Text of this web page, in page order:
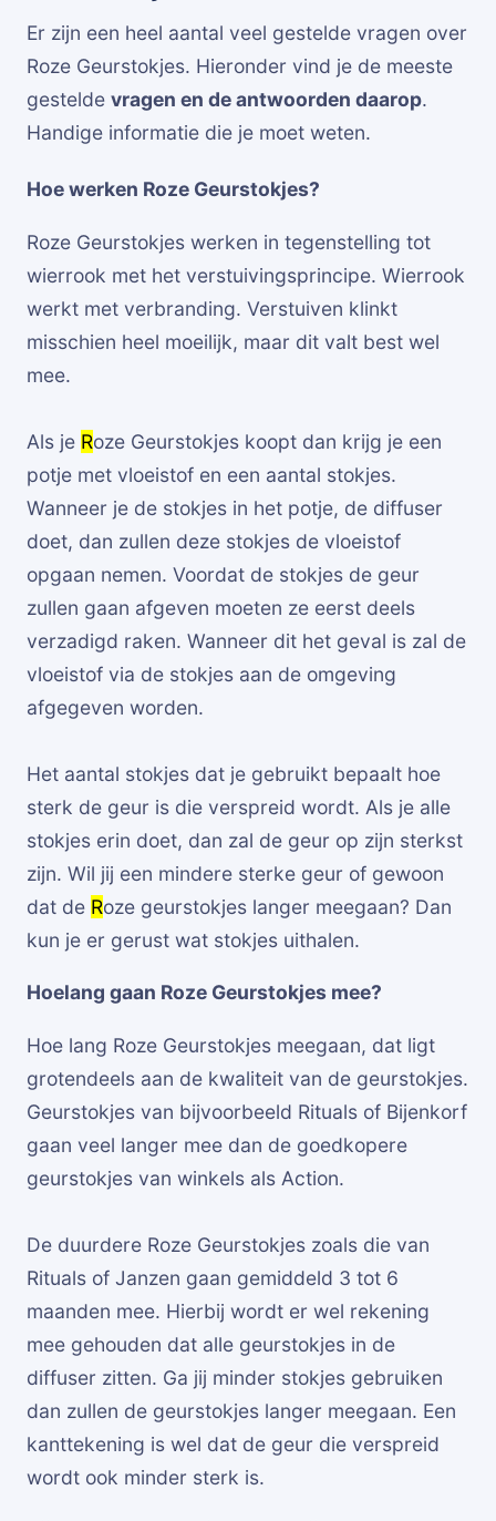
Er zijn een heel aantal veel gestelde vragen over
Roze Geurstokjes. Hieronder vind je de meeste
gestelde vragen en de antwoorden daarop.
Handige informatie die je moet weten.
Hoe werken Roze Geurstokjes?
Roze Geurstokjes werken in tegenstelling tot
wierrook met het verstuivingsprincipe. Wierrook
werkt met verbranding. Verstuiven klinkt
misschien heel moeilijk, maar dit valt best wel
mee.
Als je Roze Geurstokjes koopt dan krijg je een
potje met vloeistof en een aantal stokjes.
Wanneer je de stokjes in het potje, de diffuser
doet, dan zullen deze stokjes de vloeistof
opgaan nemen. Voordat de stokjes de geur
zullen gaan afgeven moeten ze eerst deels
verzadigd raken. Wanneer dit het geval is zal de
vloeistof via de stokjes aan de omgeving
afgegeven worden.
Het aantal stokjes dat je gebruikt bepaalt hoe
sterk de geur is die verspreid wordt. Als je alle
stokjes erin doet, dan zal de geur op zijn sterkst
zijn. Wil jij een mindere sterke geur of gewoon
dat de Roze geurstokjes langer meegaan? Dan
kun je er gerust wat stokjes uithalen.
Hoelang gaan Roze Geurstokjes mee?
Hoe lang Roze Geurstokjes meegaan, dat ligt
grotendeels aan de kwaliteit van de geurstokjes.
Geurstokjes van bijvoorbeeld Rituals of Bijenkorf
gaan veel langer mee dan de goedkopere
geurstokjes van winkels als Action.
De duurdere Roze Geurstokjes zoals die van
Rituals of Janzen gaan gemiddeld 3 tot 6
maanden mee. Hierbij wordt er wel rekening
mee gehouden dat alle geurstokjes in de
diffuser zitten. Ga jij minder stokjes gebruiken
dan zullen de geurstokjes langer meegaan. Een
kanttekening is wel dat de geur die verspreid
wordt ook minder sterk is.